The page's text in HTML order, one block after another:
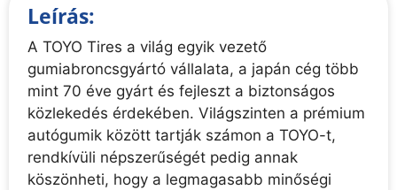
Leírás:
A TOYO Tires a világ egyik vezető
gumiabroncsgyártó vállalata, a japán cég több
mint 70 éve gyárt és fejleszt a biztonságos
közlekedés érdekében. Világszinten a prémium
autógumik között tartják számon a TOYO-t,
rendkívüli népszerűségét pedig annak
köszönheti, hogy a legmagasabb minőségi